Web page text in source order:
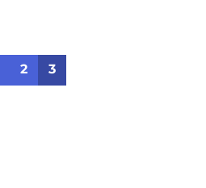
2 3